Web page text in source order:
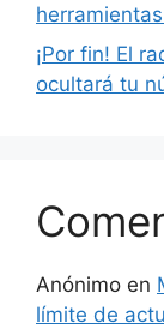
¡Por fin! El
ocultará tu
Anónimo en
límite de